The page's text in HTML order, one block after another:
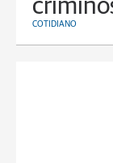
COTIDIANO